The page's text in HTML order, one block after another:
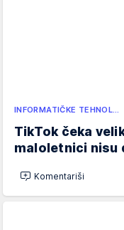
INFORMATIČKE TEHNOL…
TikTok čeka
maloletnici nisu
Komentariši